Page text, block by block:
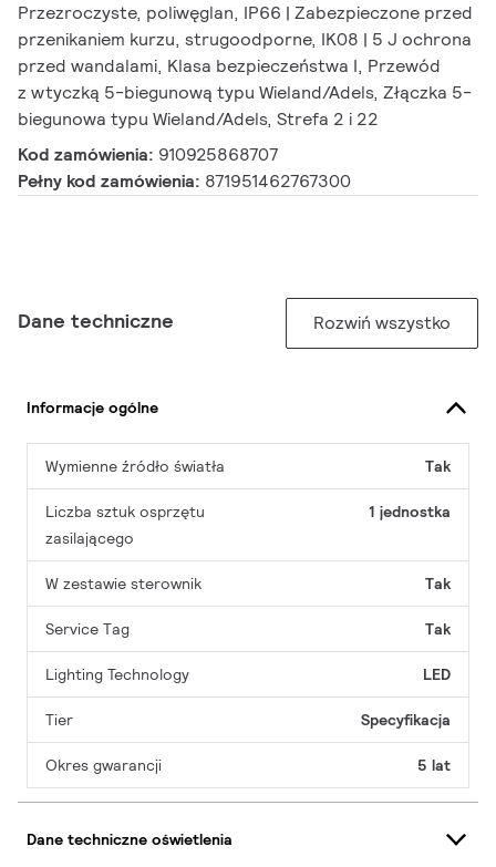
Przezroczyste, poliwęglan, IP66 | Zabezpieczone przed
przenikaniem kurzu, strugoodporne, IK08 | 5 J ochrona
przed wandalami, Klasa bezpieczeństwa I, Przewód
z wtyczką 5-biegunową typu Wieland/Adels, Złączka 5-
biegunowa typu Wieland/Adels, Strefa 2 i 22
Kod zamówienia: 910925868707
Pełny kod zamówienia: 871951462767300
Dane techniczne Rozwiń wszystko
Informacje ogólne
Wymienne źródło światła Tak
Liczba sztuk osprzętu
zasilającego
1 jednostka
W zestawie sterownik Tak
Service Tag Tak
Lighting Technology LED
Tier Specyfikacja
Okres gwarancji 5 lat
Dane techniczne oświetlenia